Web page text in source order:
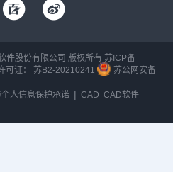
件股份有限公司 版权所有 苏ICP备
可证： 苏B2-20210241
苏公网安备
人信息保护承诺 | CAD CAD软件